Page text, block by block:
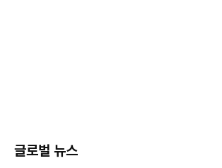
글로벌 뉴스